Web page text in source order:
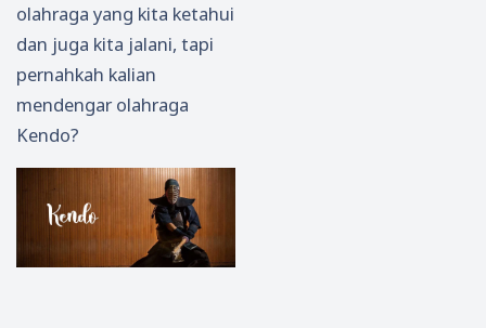
olahraga yang kita ketahui
dan juga kita jalani, tapi
pernahkah kalian
mendengar olahraga
Kendo?